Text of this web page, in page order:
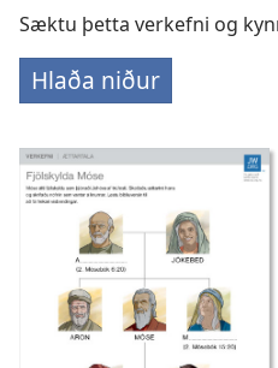
Sæktu þetta verkefni og
Hlaða niður